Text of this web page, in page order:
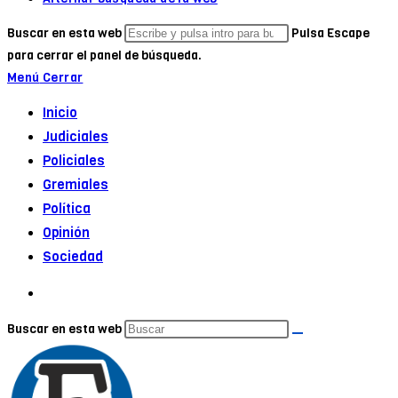
Buscar en esta web
Pulsa Escape
para cerrar el panel de búsqueda.
Menú Cerrar
Inicio
Judiciales
Policiales
Gremiales
Política
Opinión
Sociedad
Buscar en esta web